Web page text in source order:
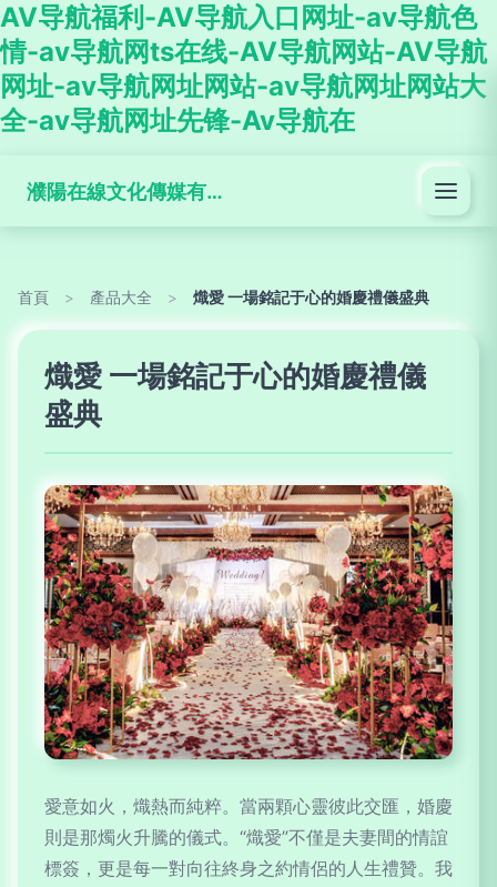
AV导航福利-AV导航入口网址-av导航色
情-av导航网ts在线-AV导航网站-AV导航
网址-av导航网址网站-av导航网址网站大
全-av导航网址先锋-Av导航在
濮陽在線文化傳媒有限公司
首頁 > 產品大全 > 熾愛 一場銘記于心的婚慶禮儀盛典
熾愛 一場銘記于心的婚慶禮儀
盛典
愛意如火，熾熱而純粹。當兩顆心靈彼此交匯，婚慶
則是那燭火升騰的儀式。“熾愛”不僅是夫妻間的情誼
標簽，更是每一對向往終身之約情侶的人生禮贊。我